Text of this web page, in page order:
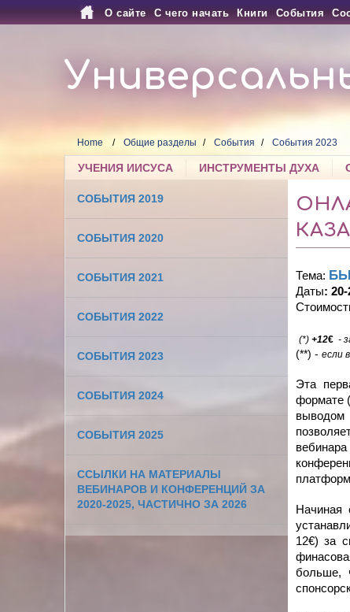
О сайте С чего начать Книги События
Home Общие разделы События События 2023
УЧЕНИЯ ИИСУСА ИНСТРУМЕНТЫ ДУХА
СОБЫТИЯ 2019
СОБЫТИЯ 2020
СОБЫТИЯ 2021
СОБЫТИЯ 2022
СОБЫТИЯ 2023
СОБЫТИЯ 2024
СОБЫТИЯ 2025
ССЫЛКИ НА МАТЕРИАЛЫ
ВЕБИНАРОВ И КОНФЕРЕНЦИЙ ЗА
2020-2025, ЧАСТИЧНО ЗА 2026
Тема:
Даты:
(*) +12€ -
(**) - если
Эта
формате
вебинара
Начиная
12€) за
больше,